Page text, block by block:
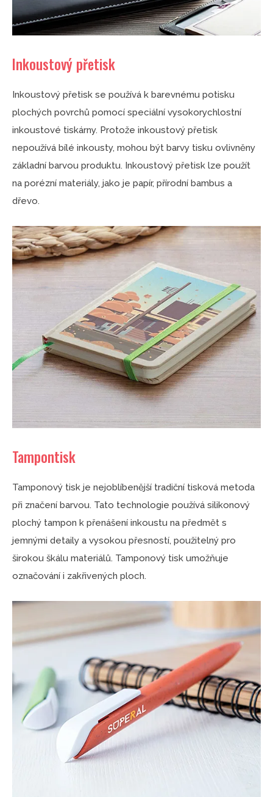
Inkoustový přetisk
Inkoustový přetisk se používá k barevnému potisku
plochých povrchů pomocí speciální vysokorychlostní
inkoustové tiskárny. Protože inkoustový přetisk
nepoužívá bílé inkousty, mohou být barvy tisku ovlivněny
základní barvou produktu. Inkoustový přetisk lze použít
na porézní materiály, jako je papír, přírodní bambus a
dřevo.
Tampontisk
Tamponový tisk je nejoblíbenější tradiční tisková metoda
při značení barvou. Tato technologie používá silikonový
plochý tampon k přenášení inkoustu na předmět s
jemnými detaily a vysokou přesností, použitelný pro
širokou škálu materiálů. Tamponový tisk umožňuje
označování i zakřivených ploch.